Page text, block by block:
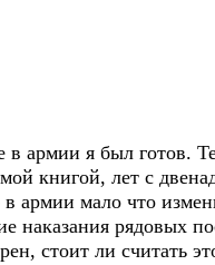
я был готов.
книгой, лет с
армии мало что
наказания рядовых
стоит ли считать